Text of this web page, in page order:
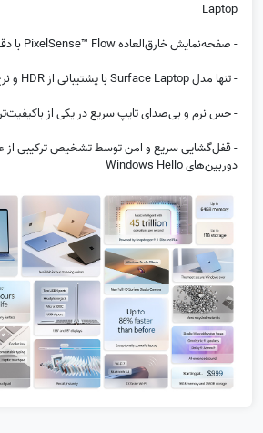
Laptop
- صفحه‌نمایش خارق‌العاده PixelSense™ Flow با دقت 2K
- تنها مدل Surface Laptop با پشتیبانی از HDR و نرخ تجدید 120Hz
- حس نرم و بی‌صدای تایپ سریع در یکی از
- قفل‌گشایی سریع و امن توسط تشخیص ترکیبی از
دوربین‌های Windows Hello
❌